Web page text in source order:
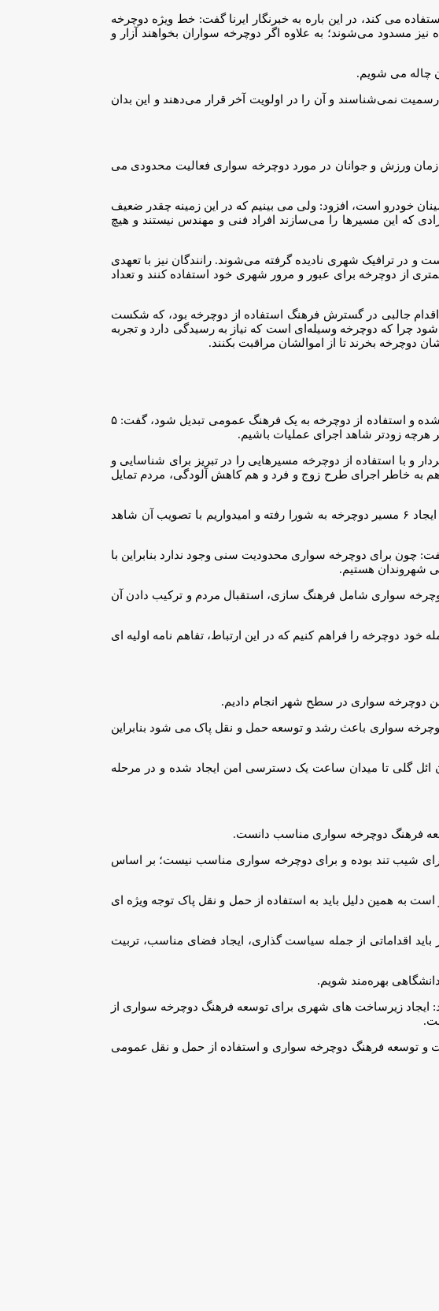
و محل کار از دوچرخه استفاده می کند، در این باره به خبرنگار ایرنا گفت: خط ویژه دوچرخه
مسدود می‌شوند؛ به علاوه اگر دوچرخه سواران بخواهند آزار و
چاله می شویم.
نمی‌شناسند و آن را در اولویت آخر قرار می‌دهند و این بدان
ورزش و جوانان در مورد دوچرخه سواری فعالیت محدودی می
خودرو است، افزود: ولی می بینیم که در این زمینه چقدر ضعیف
که این مسیرها را می‌سازند افراد فنی و مهندس نیستند و هیچ
در ترافیک شهری نادیده گرفته می‌شوند. رانندگان نیز با تعهدی
از دوچرخه برای عبور و مرور شهری خود استفاده کنند و تعداد
های کرایه دوچرخه در چند نقطه تبریز در سال ۱۳۸۹، با بیان اینکه این طرح اقدام جالبی در گسترش فرهنگ استفاده از دوچرخه بود، که شکست
که دوچرخه وسیله‌ای است که نیاز به رسیدگی دارد و تجربه
دوچرخه بخرند تا از اموالشان مراقبت بکنند.
مدیرعامل سازمان حمل و نقل و ترافیک شهردار تبریز نیز با بیان اینکه من آرزو می کنم در تبریز مسیرهای دوچرخه سواری زیاد شده و استفاده از دوچرخه به یک فرهنگ عمومی تبدیل شود، گفت: ۵
و با استفاده از دوچرخه مسیرهایی را در تبریز برای شناسایی و
به خاطر اجرای طرح زوج و فرد و هم کاهش آلودگی، مردم تمایل
وی با بیان اینکه مسیرهای دوچرخه سواری در تبریز یکپارچه نیست و رینگ متصلی وجود ندارد، خاطرنشان کرد: هم اکنون طرح ایجاد ۶ مسیر دوچرخه به شورا رفته و امیدواریم با تصویب آن شاهد
چون برای دوچرخه سواری محدودیت سنی وجود ندارد بنابراین با
سواری شامل فرهنگ سازی، استقبال مردم و ترکیب دادن آن
خود دوچرخه را فراهم کنیم که در این ارتباط، تفاهم نامه اولیه ای
دوچرخه سواری در سطح شهر انجام دادیم.
دوچرخه سواری باعث رشد و توسعه حمل و نقل پاک می شود بنابراین
ائل گلی تا میدان ساعت یک دسترسی امن ایجاد شده و در مرحله
فرهنگ دوچرخه سواری مناسب دانست.
شیب تند بوده و برای دوچرخه سواری مناسب نیست؛ بر اساس
به همین دلیل باید به استفاده از حمل و نقل پاک توجه ویژه ای
اقداماتی از جمله سیاست گذاری، ایجاد فضای مناسب، تربیت
بهره‌مند شویم.
ایجاد زیرساخت های شهری برای توسعه فرهنگ دوچرخه سواری از
و توسعه فرهنگ دوچرخه سواری و استفاده از حمل و نقل عمومی